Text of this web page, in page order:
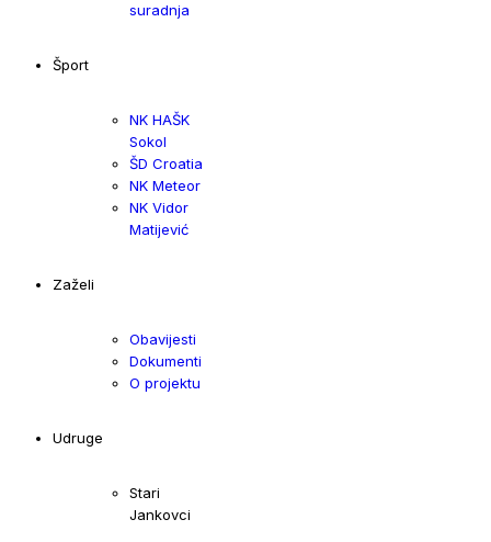
suradnja
Šport
NK HAŠK
Sokol
ŠD Croatia
NK Meteor
NK Vidor
Matijević
Zaželi
Obavijesti
Dokumenti
O projektu
Udruge
Stari
Jankovci